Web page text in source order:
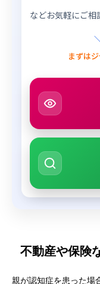
などお気軽にご相
まずは
不動産や保険
親が認知症を患った場